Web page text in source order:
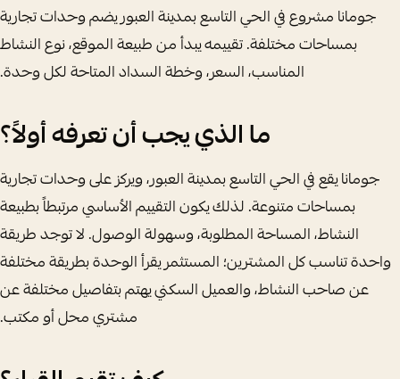
جومانا مشروع في الحي التاسع بمدينة العبور يضم وحدات تجارية
بمساحات مختلفة. تقييمه يبدأ من طبيعة الموقع، نوع النشاط
المناسب، السعر، وخطة السداد المتاحة لكل وحدة.
ما الذي يجب أن تعرفه أولاً؟
جومانا يقع في الحي التاسع بمدينة العبور، ويركز على وحدات تجارية
بمساحات متنوعة. لذلك يكون التقييم الأساسي مرتبطاً بطبيعة
النشاط، المساحة المطلوبة، وسهولة الوصول. لا توجد طريقة
واحدة تناسب كل المشترين؛ المستثمر يقرأ الوحدة بطريقة مختلفة
عن صاحب النشاط، والعميل السكني يهتم بتفاصيل مختلفة عن
مشتري محل أو مكتب.